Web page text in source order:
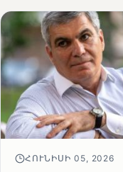
ՀՈՒՆԻՍԻ 05, 2026